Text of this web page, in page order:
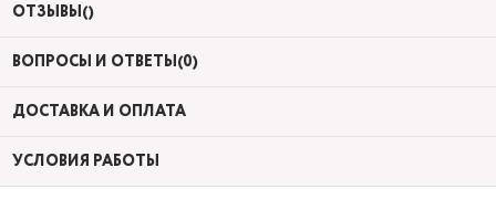
ОТЗЫВЫ()
ВОПРОСЫ И ОТВЕТЫ(0)
ДОСТАВКА И ОПЛАТА
УСЛОВИЯ РАБОТЫ